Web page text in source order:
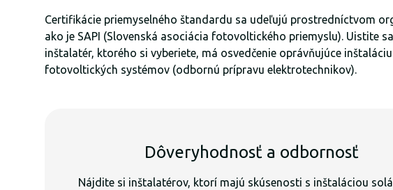
Certifikácie priemyselného štandardu sa udeľujú prostredníctvom
ako je SAPI (Slovenská asociácia fotovoltického priemyslu). Uistite
inštalatér, ktorého si vyberiete, má osvedčenie oprávňujúce inštaláciu
fotovoltických systémov (odbornú prípravu elektrotechnikov).
Dôveryhodnosť a odbornosť
Nájdite si inštalatérov, ktorí majú skúsenosti s inštaláciou